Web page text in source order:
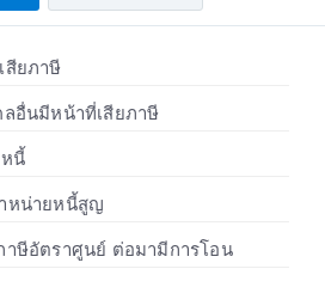
สียภาษี
อื่นมีหน้าที่เสียภาษี
นี้
หน่ายหนี้สูญ
ษีอัตราศูนย์ ต่อมามีการโอน